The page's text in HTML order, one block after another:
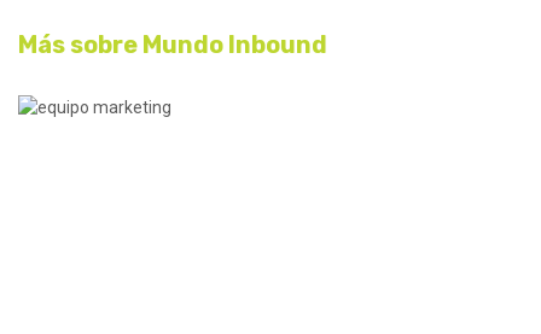
Más sobre Mundo Inbound